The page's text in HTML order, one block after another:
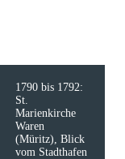
1790 bis 1792:
St.
Marienkirche
Waren
(Müritz), Blick
vom Stadthafen